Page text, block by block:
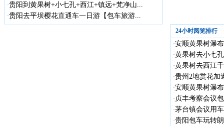
·贵阳到黄果树+小七孔+西江+镇远+梵净山...
·贵阳去平坝樱花直通车一日游【包车旅游...
24小时阅览排行
·安顺黄果树瀑
·黄果树去小七
·黄果树去西江
·贵州2地赏花加
·安顺黄果树瀑
· 贞丰考察会议
·茅台镇会议用
·贵阳包车玩转